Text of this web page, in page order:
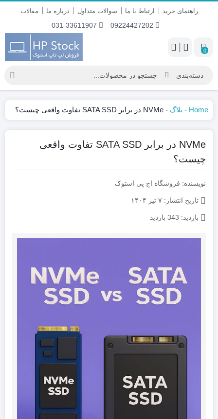
راهنمای خرید ارتباط با ما سوالات متداول درباره ما مقالات
0
|
Home
- بلاگ - NVMe در برابر SATA SSD تفاوت واقعی چیست؟
NVMe در برابر SATA SSD تفاوت واقعی
چیست؟
نویسنده: فروشگاه اچ پی استوک
تاریخ انتشار: ۷ تیر ۱۴۰۴
بازدید: 343 بازدید